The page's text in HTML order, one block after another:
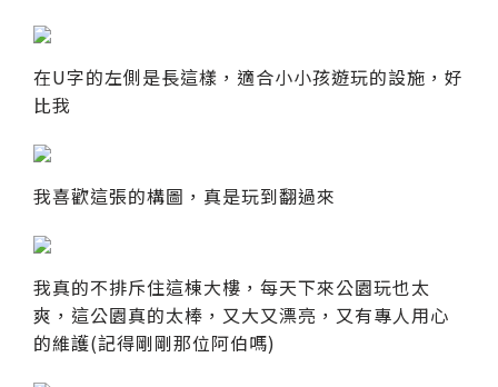
在U字的左側是長這樣，適合小小孩遊玩的設施，好
比我
我喜歡這張的構圖，真是玩到翻過來
我真的不排斥住這棟大樓，每天下來公園玩也太
爽，這公園真的太棒，又大又漂亮，又有專人用心
的維護(記得剛剛那位阿伯嗎)